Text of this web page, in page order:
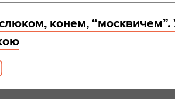
конем, “москвичем”.